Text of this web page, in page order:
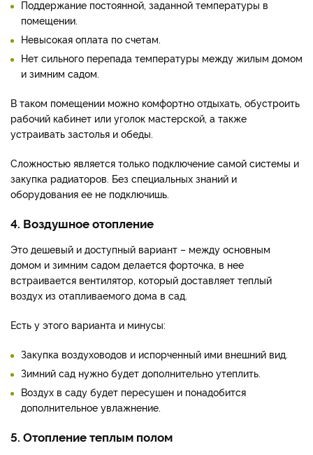
Поддержание постоянной, заданной температуры в
помещении.
Невысокая оплата по счетам.
Нет сильного перепада температуры между жилым домом
и зимним садом.
В таком помещении можно комфортно отдыхать, обустроить
рабочий кабинет или уголок мастерской, а также
устраивать застолья и обеды.
Сложностью является только подключение самой системы и
закупка радиаторов. Без специальных знаний и
оборудования ее не подключишь.
4. Воздушное отопление
Это дешевый и доступный вариант – между основным
домом и зимним садом делается форточка, в нее
встраивается вентилятор, который доставляет теплый
воздух из отапливаемого дома в сад.
Есть у этого варианта и минусы:
Закупка воздуховодов и испорченный ими внешний вид.
Зимний сад нужно будет дополнительно утеплить.
Воздух в саду будет пересушен и понадобится
дополнительное увлажнение.
5. Отопление теплым полом